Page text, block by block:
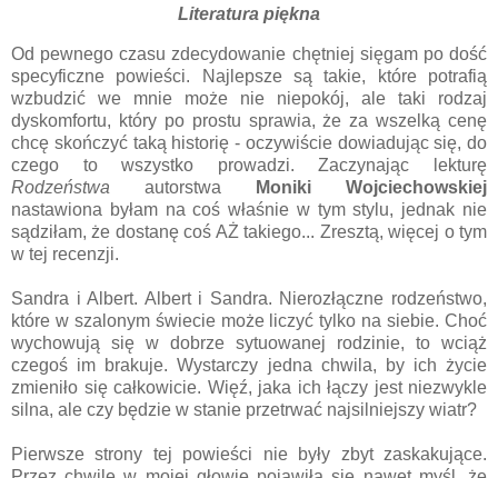
Literatura piękna
Od pewnego czasu zdecydowanie chętniej sięgam po dość
specyficzne powieści. Najlepsze są takie, które potrafią
wzbudzić we mnie może nie niepokój, ale taki rodzaj
dyskomfortu, który po prostu sprawia, że za wszelką cenę
chcę skończyć taką historię - oczywiście dowiadując się, do
czego to wszystko prowadzi. Zaczynając lekturę
Rodzeństwa autorstwa
Moniki Wojciechowskiej
nastawiona byłam na coś właśnie w tym stylu, jednak nie
sądziłam, że dostanę coś AŻ takiego... Zresztą, więcej o tym
w tej recenzji.
Sandra i Albert. Albert i Sandra. Nierozłączne rodzeństwo,
które w szalonym świecie może liczyć tylko na siebie. Choć
wychowują się w dobrze sytuowanej rodzinie, to wciąż
czegoś im brakuje. Wystarczy jedna chwila, by ich życie
zmieniło się całkowicie. Więź, jaka ich łączy jest niezwykle
silna, ale czy będzie w stanie przetrwać najsilniejszy wiatr?
Pierwsze strony tej powieści nie były zbyt zaskakujące.